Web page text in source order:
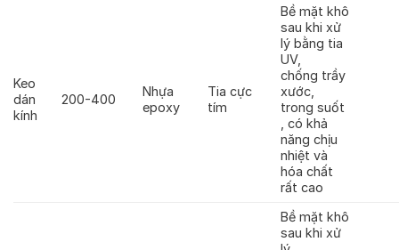
Keo
dán
kính
200-400
Nhựa
epoxy
Tia cực
tím
Bề mặt khô
sau khi xử
lý bằng tia
UV,
chống trầy
xước,
trong suốt
, có khả
năng chịu
nhiệt và
hóa chất
rất cao
Bề mặt khô
sau khi xử